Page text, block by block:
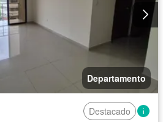
Departamento
Destacado